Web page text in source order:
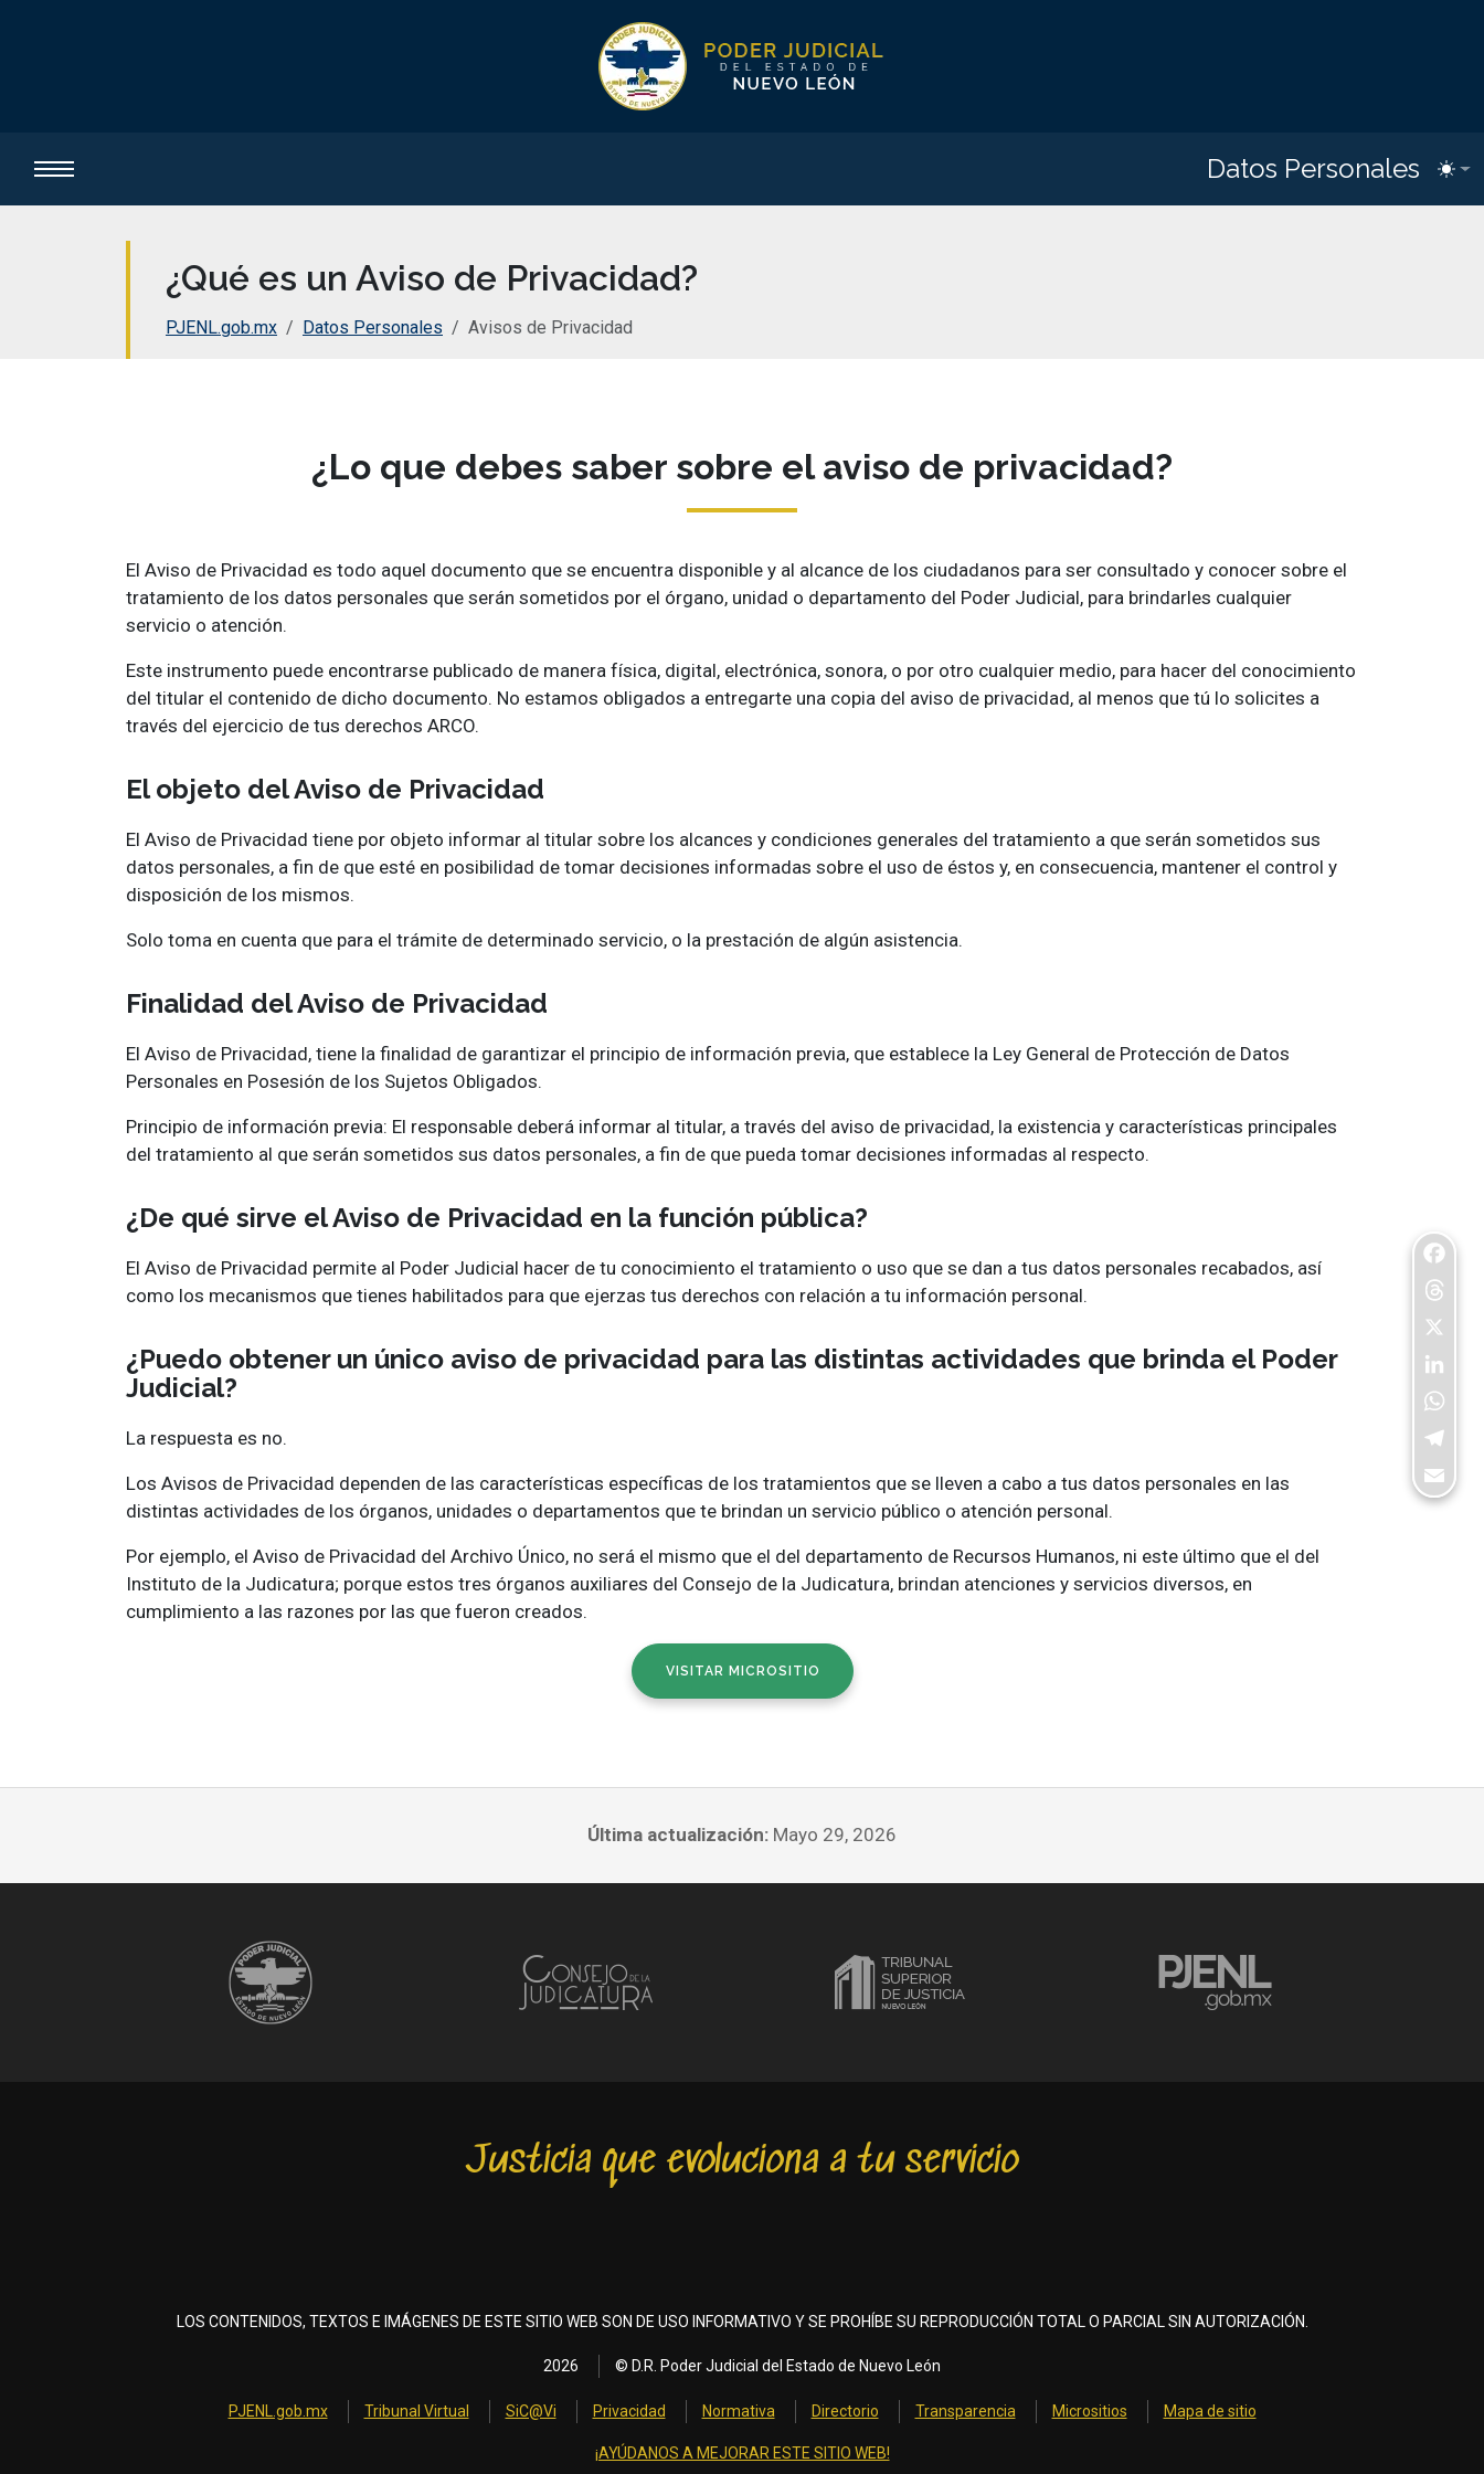
Datos Personales
¿Qué es un Aviso de Privacidad?
PJENL.gob.mx Datos Personales Avisos de Privacidad
¿Lo que debes saber sobre el aviso de privacidad?
El Aviso de Privacidad es todo aquel documento que se encuentra disponible y al alcance de los ciudadanos para ser consultado y conocer sobre el
tratamiento de los datos personales que serán sometidos por el órgano, unidad o departamento del Poder Judicial, para brindarles cualquier
servicio o atención.
Este instrumento puede encontrarse publicado de manera física, digital, electrónica, sonora, o por otro cualquier medio, para hacer del conocimiento
del titular el contenido de dicho documento. No estamos obligados a entregarte una copia del aviso de privacidad, al menos que tú lo solicites a
través del ejercicio de tus derechos ARCO.
El objeto del Aviso de Privacidad
El Aviso de Privacidad tiene por objeto informar al titular sobre los alcances y condiciones generales del tratamiento a que serán sometidos sus
datos personales, a fin de que esté en posibilidad de tomar decisiones informadas sobre el uso de éstos y, en consecuencia, mantener el control y
disposición de los mismos.
Solo toma en cuenta que para el trámite de determinado servicio, o la prestación de algún asistencia.
Finalidad del Aviso de Privacidad
El Aviso de Privacidad, tiene la finalidad de garantizar el principio de información previa, que establece la Ley General de Protección de Datos
Personales en Posesión de los Sujetos Obligados.
Principio de información previa: El responsable deberá informar al titular, a través del aviso de privacidad, la existencia y características principales
del tratamiento al que serán sometidos sus datos personales, a fin de que pueda tomar decisiones informadas al respecto.
¿De qué sirve el Aviso de Privacidad en la función pública?
El Aviso de Privacidad permite al Poder Judicial hacer de tu conocimiento el tratamiento o uso que se dan a tus datos personales recabados, así
como los mecanismos que tienes habilitados para que ejerzas tus derechos con relación a tu información personal.
¿Puedo obtener un único aviso de privacidad para las distintas actividades que brinda el Poder
Judicial?
La respuesta es no.
Los Avisos de Privacidad dependen de las características específicas de los tratamientos que se lleven a cabo a tus datos personales en las
distintas actividades de los órganos, unidades o departamentos que te brindan un servicio público o atención personal.
Por ejemplo, el Aviso de Privacidad del Archivo Único, no será el mismo que el del departamento de Recursos Humanos, ni este último que el del
Instituto de la Judicatura; porque estos tres órganos auxiliares del Consejo de la Judicatura, brindan atenciones y servicios diversos, en
cumplimiento a las razones por las que fueron creados.
VISITAR MICROSITIO
Última actualización: Mayo 29, 2026
Justicia que evoluciona a tu servicio
LOS CONTENIDOS, TEXTOS E IMÁGENES DE ESTE SITIO WEB SON DE USO INFORMATIVO Y SE PROHÍBE SU REPRODUCCIÓN TOTAL O PARCIAL SIN AUTORIZACIÓN.
2026 © D.R. Poder Judicial del Estado de Nuevo León
PJENL.gob.mx Tribunal Virtual SiC@Vi Privacidad Normativa Directorio Transparencia Micrositios Mapa de sitio
¡AYÚDANOS A MEJORAR ESTE SITIO WEB!
Email